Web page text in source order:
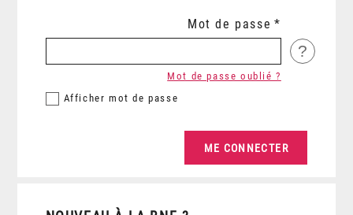
Mot de passe
?
Afficher mot de passe
Mot de passe oublié ?